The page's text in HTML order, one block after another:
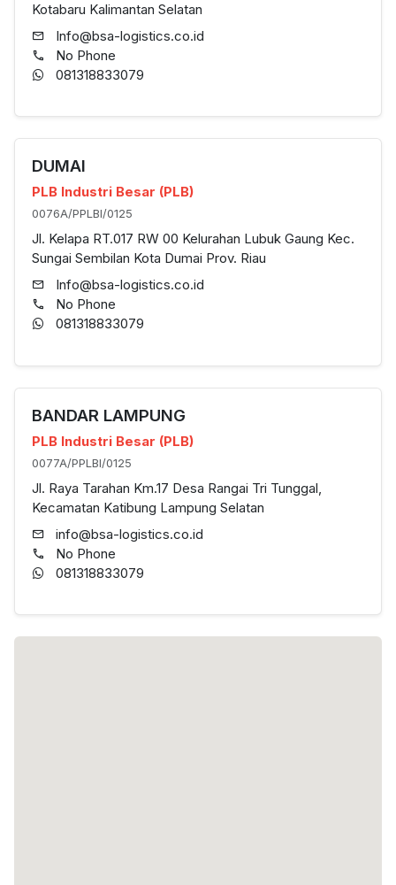
Kotabaru Kalimantan Selatan
Info@bsa-logistics.co.id
No Phone
081318833079
DUMAI
PLB Industri Besar (PLB)
0076A/PPLBI/0125
Jl. Kelapa RT.017 RW 00 Kelurahan Lubuk Gaung Kec.
Sungai Sembilan Kota Dumai Prov. Riau
Info@bsa-logistics.co.id
No Phone
081318833079
BANDAR LAMPUNG
PLB Industri Besar (PLB)
0077A/PPLBI/0125
Jl. Raya Tarahan Km.17 Desa Rangai Tri Tunggal,
Kecamatan Katibung Lampung Selatan
info@bsa-logistics.co.id
No Phone
081318833079